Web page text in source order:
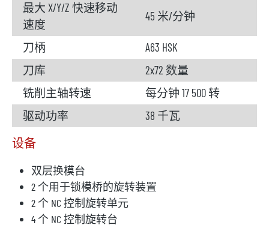
最大 X/Y/Z 快速移动
速度
45 米/分钟
刀柄
A63 HSK
刀库
2x72 数量
铣削主轴转速
每分钟 17 500 转
驱动功率
38 千瓦
设备
双层换模台
2 个用于锁模桥的旋转装置
2 个 NC 控制旋转单元
4 个 NC 控制旋转台